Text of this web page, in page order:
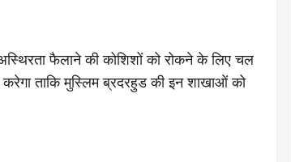
फैलाने की कोशिशों को रोकने के लिए चल
ताकि मुस्लिम ब्रदरहुड की इन शाखाओं को